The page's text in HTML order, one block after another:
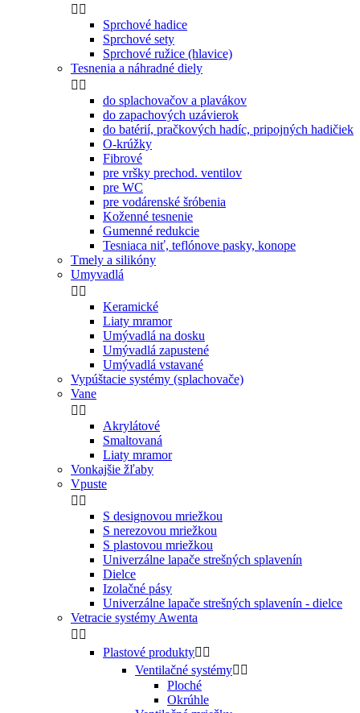
 
Sprchové hadice
Sprchové sety
Sprchové ružice (hlavice)
Tesnenia a náhradné diely
 
do splachovačov a plavákov
do zapachových uzávierok
do batérií, pračkových hadíc, pripojných hadičiek
O-krúžky
Fibrové
pre vršky prechod. ventilov
pre WC
pre vodárenské šróbenia
Koženné tesnenie
Gumenné redukcie
Tesniaca niť, teflónove pasky, konope
Tmely a silikóny
Umyvadlá
 
Keramické
Liaty mramor
Umývadlá na dosku
Umývadlá zapustené
Umývadlá vstavané
Vypúštacie systémy (splachovače)
Vane
 
Akrylátové
Smaltovaná
Liaty mramor
Vonkajšie žľaby
Vpuste
 
S designovou mriežkou
S nerezovou mriežkou
S plastovou mriežkou
Univerzálne lapače strešných splavenín
Dielce
Izolačné pásy
Univerzálne lapače strešných splavenín - dielce
Vetracie systémy Awenta
 
Plastové produkty 
Ventilačné systémy 
Ploché
Okrúhle